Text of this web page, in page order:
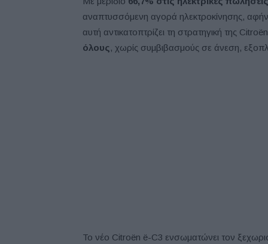
αναπτυσσόμενη αγορά ηλεκτροκίνησης,
αυτή αντικατοπτρίζει τη στρατηγική της
όλους , χωρίς συμβιβασμούς σε άνεση,
Το νέο Citroën ë-C3 ενσωματώνει τον